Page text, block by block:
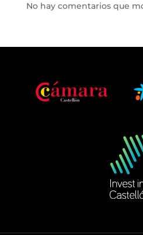
No hay comentarios que